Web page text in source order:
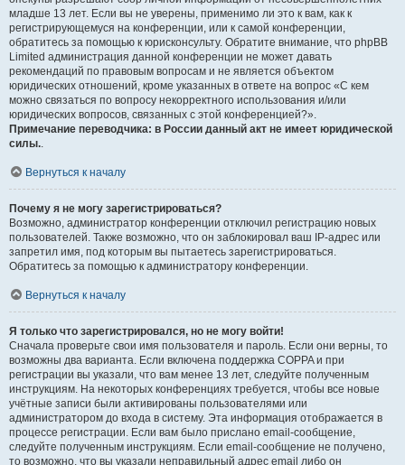
младше 13 лет. Если вы не уверены, применимо ли это к вам, как к
регистрирующемуся на конференции, или к самой конференции,
обратитесь за помощью к юрисконсульту. Обратите внимание, что phpBB
Limited администрация данной конференции не может давать
рекомендаций по правовым вопросам и не является объектом
юридических отношений, кроме указанных в ответе на вопрос «С кем
можно связаться по вопросу некорректного использования и/или
юридических вопросов, связанных с этой конференцией?».
Примечание переводчика: в России данный акт не имеет юридической
силы..
Вернуться к началу
Почему я не могу зарегистрироваться?
Возможно, администратор конференции отключил регистрацию новых
пользователей. Также возможно, что он заблокировал ваш IP-адрес или
запретил имя, под которым вы пытаетесь зарегистрироваться.
Обратитесь за помощью к администратору конференции.
Вернуться к началу
Я только что зарегистрировался, но не могу войти!
Сначала проверьте свои имя пользователя и пароль. Если они верны, то
возможны два варианта. Если включена поддержка COPPA и при
регистрации вы указали, что вам менее 13 лет, следуйте полученным
инструкциям. На некоторых конференциях требуется, чтобы все новые
учётные записи были активированы пользователями или
администратором до входа в систему. Эта информация отображается в
процессе регистрации. Если вам было прислано email-сообщение,
следуйте полученным инструкциям. Если email-сообщение не получено,
то возможно, что вы указали неправильный адрес email либо он